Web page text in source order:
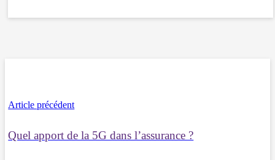
Article précédent
Quel apport de la 5G dans l’assurance ?